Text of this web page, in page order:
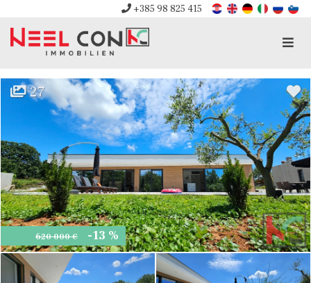
+385 98 825 415
27
620 000 € -13 %